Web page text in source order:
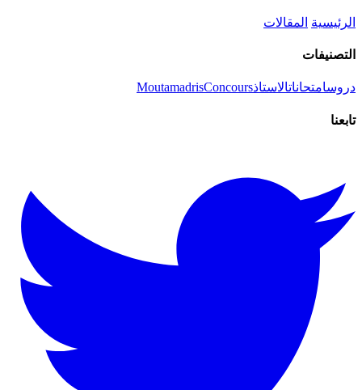
الرئيسية المقالات
التصنيفات
دروسامتحاناتالاستاذ MoutamadrisConcours
تابعنا